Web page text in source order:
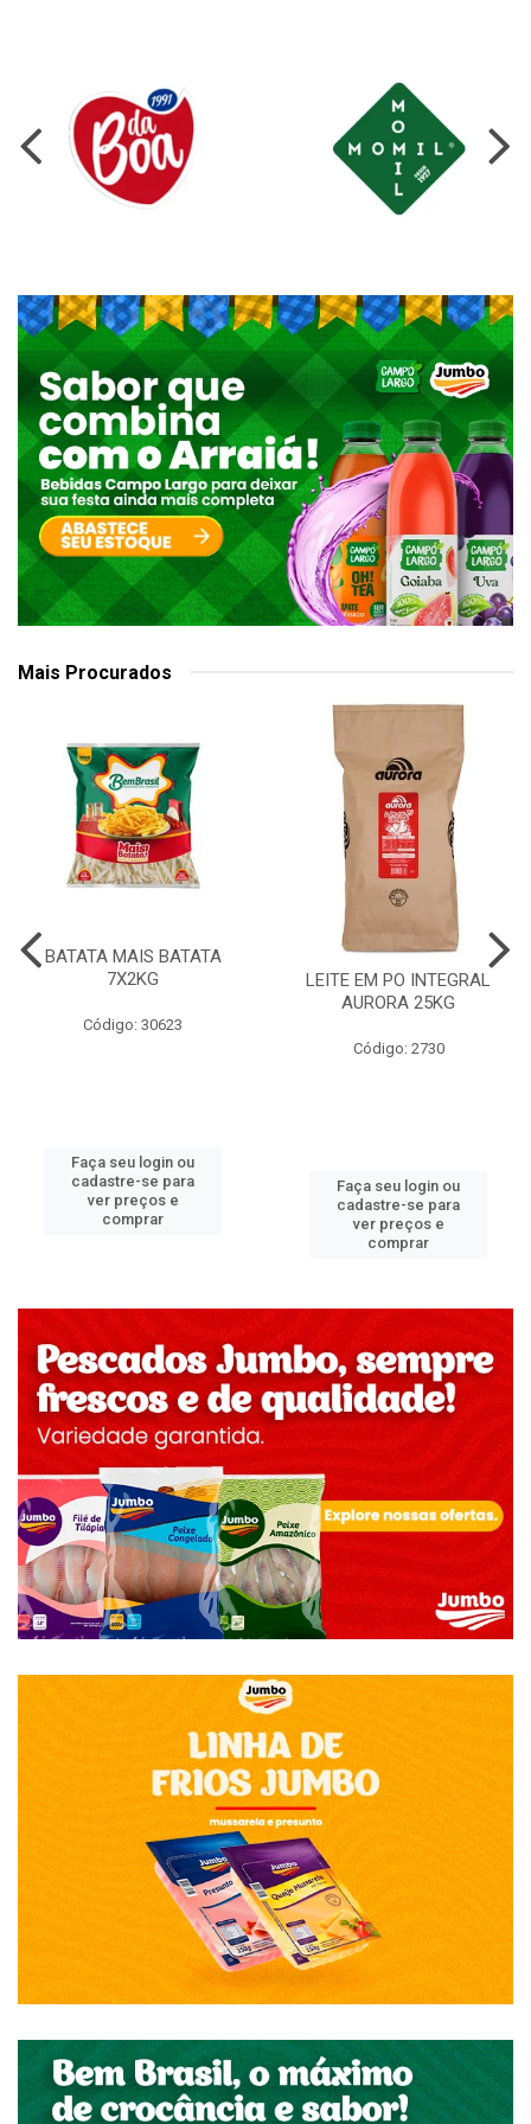
Mais Procurados
BATATA MAIS BATATA
7X2KG
Código: 30623
Faça seu login ou
cadastre-se para
ver preços e
comprar
LEITE EM PO INTEGRAL
AURORA 25KG
Código: 2730
Faça seu login ou
cadastre-se para
ver preços e
comprar